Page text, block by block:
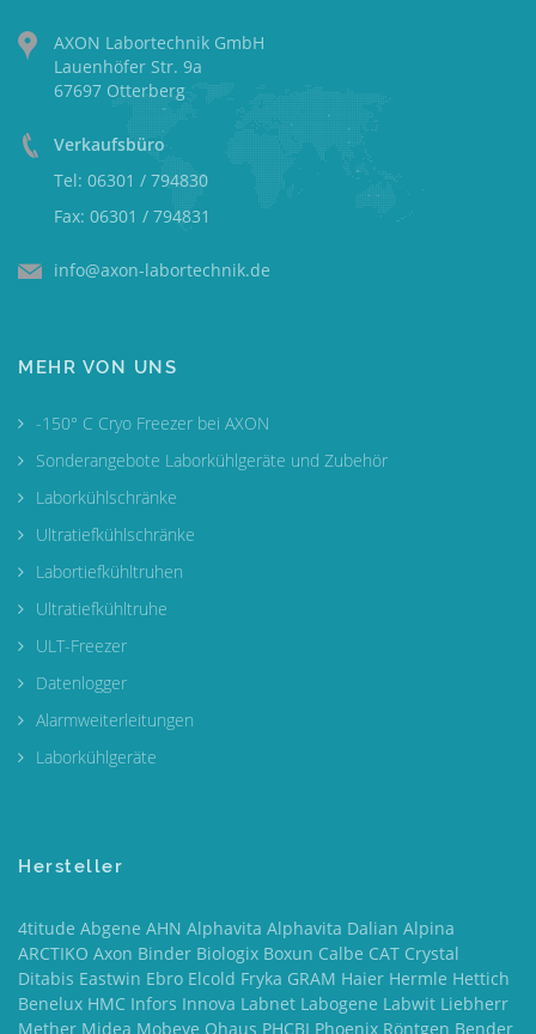
AXON Labortechnik GmbH
Lauenhöfer Str. 9a
67697 Otterberg
Verkaufsbüro
Tel: 06301 / 794830
Fax: 06301 / 794831
info@axon-labortechnik.de
MEHR VON UNS
-150° C Cryo Freezer bei AXON
Sonderangebote Laborkühlgeräte und Zubehör
Laborkühlschränke
Ultratiefkühlschränke
Labortiefkühltruhen
Ultratiefkühltruhe
ULT-Freezer
Datenlogger
Alarmweiterleitungen
Laborkühlgeräte
Hersteller
4titude Abgene AHN Alphavita Alphavita Dalian Alpina
ARCTIKO Axon Binder Biologix Boxun Calbe CAT Crystal
Ditabis Eastwin Ebro Elcold Fryka GRAM Haier Hermle Hettich
Benelux HMC Infors Innova Labnet Labogene Labwit Liebherr
Mether Midea Mobeye Ohaus PHCBI Phoenix Röntgen Bender